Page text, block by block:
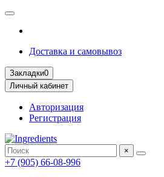
Доставка и самовывоз
Закладки0
Личный кабинет
Авторизация
Регистрация
×
+7 (905) 66-08-996